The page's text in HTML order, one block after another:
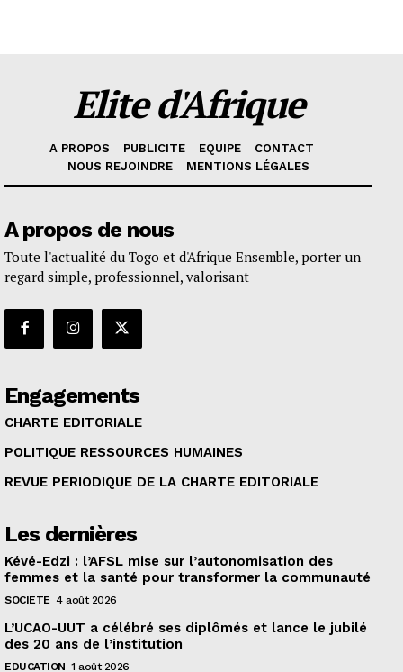
Elite d'Afrique
A PROPOS PUBLICITE EQUIPE
CONTACT
NOUS REJOINDRE
MENTIONS LÉGALES
A propos de nous
Toute l'actualité du Togo et d'Afrique Ensemble, porter un
regard simple, professionnel, valorisant
Engagements
CHARTE EDITORIALE
POLITIQUE RESSOURCES HUMAINES
REVUE PERIODIQUE DE LA CHARTE EDITORIALE
Les dernières
Kévé-Edzi : l’AFSL mise sur l’autonomisation des
femmes et la santé pour transformer la communauté
SOCIETE 4 août 2026
L’UCAO-UUT a célébré ses diplômés et lance le jubilé
des 20 ans de l’institution
EDUCATION 1 août 2026